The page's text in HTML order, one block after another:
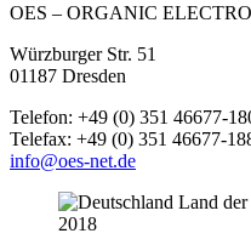
OES – ORGANIC
Würzburger Str. 51
01187 Dresden
Telefon: +49 (0) 351 46677-
Telefax: +49 (0) 351 46677-
info@oes-net.de